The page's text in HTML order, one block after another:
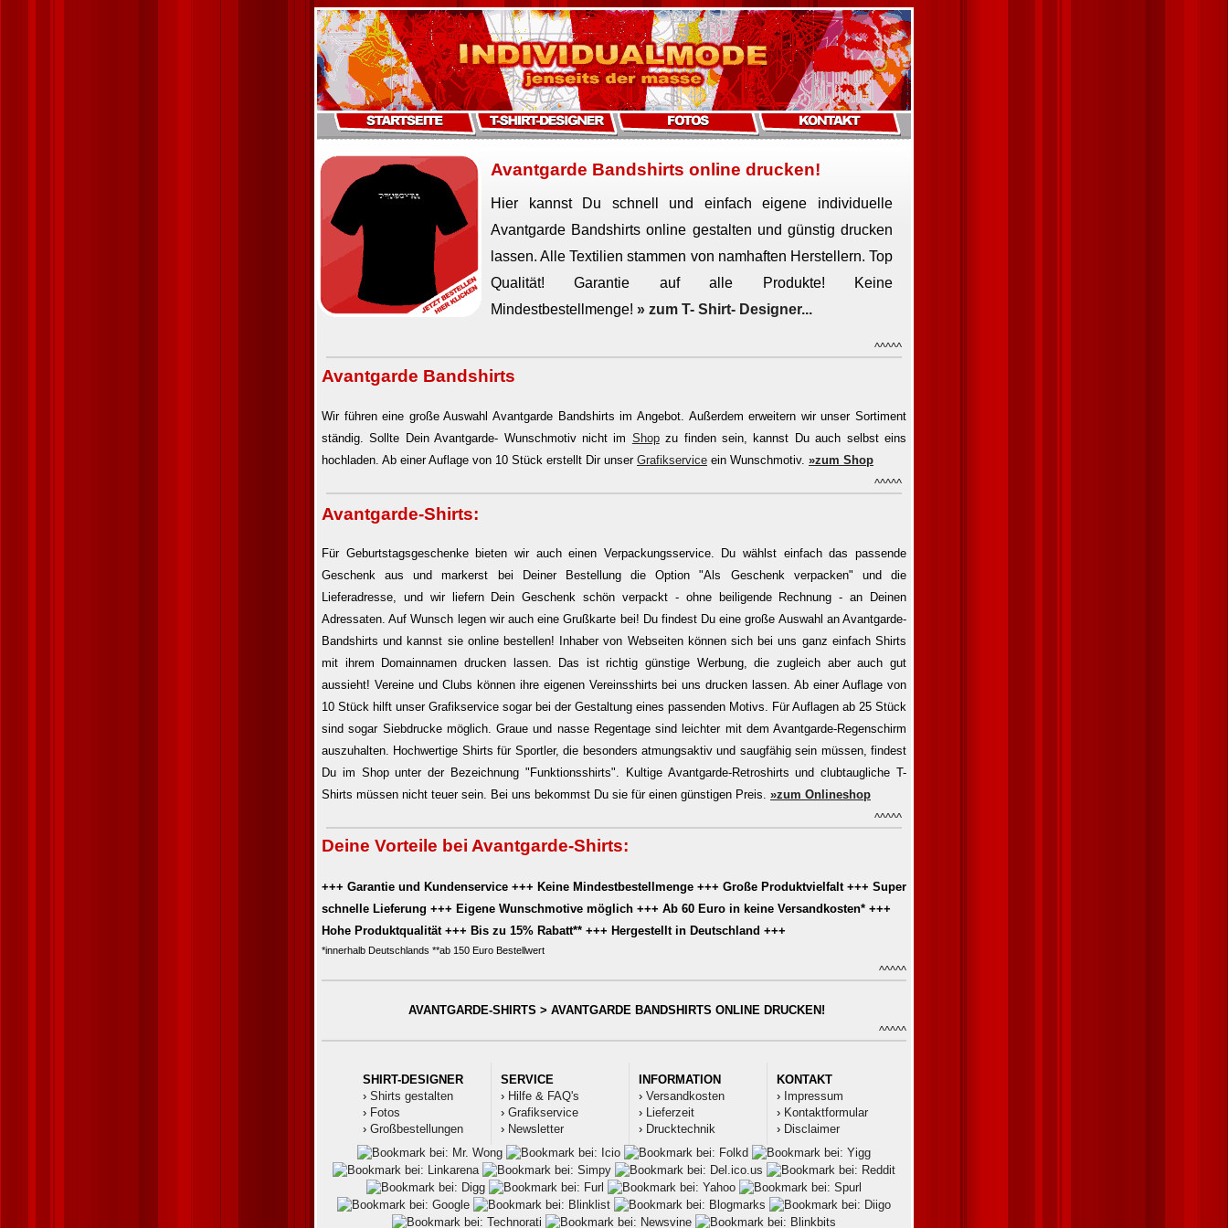
Avantgarde Bandshirts online drucken!
Hier kannst Du schnell und einfach eigene individuelle
Avantgarde Bandshirts online gestalten und günstig drucken
lassen. Alle Textilien stammen von namhaften Herstellern. Top
Qualität! Garantie auf alle Produkte! Keine
Mindestbestellmenge! » zum T- Shirt- Designer...
^^^^^
Avantgarde Bandshirts
Wir führen eine große Auswahl Avantgarde Bandshirts im Angebot. Außerdem erweitern wir unser Sortiment
ständig. Sollte Dein Avantgarde- Wunschmotiv nicht im Shopzu finden sein, kannst Du auch selbst eins
hochladen. Ab einer Auflage von 10 Stück erstellt Dir unser Grafikservice ein Wunschmotiv. »zum Shop
^^^^^
Avantgarde-Shirts:
Für Geburtstagsgeschenke bieten wir auch einen Verpackungsservice. Du wählst einfach das passende
Geschenk aus und markerst bei Deiner Bestellung die Option "Als Geschenk verpacken" und die
Lieferadresse, und wir liefern Dein Geschenk schön verpackt - ohne beiligende Rechnung - an Deinen
Adressaten. Auf Wunsch legen wir auch eine Grußkarte bei! Du findest Du eine große Auswahl an Avantgarde-
Bandshirts und kannst sie online bestellen! Inhaber von Webseiten können sich bei uns ganz einfach Shirts
mit ihrem Domainnamen drucken lassen. Das ist richtig günstige Werbung, die zugleich aber auch gut
aussieht! Vereine und Clubs können ihre eigenen Vereinsshirts bei uns drucken lassen. Ab einer Auflage von
10 Stück hilft unser Grafikservice sogar bei der Gestaltung eines passenden Motivs. Für Auflagen ab 25 Stück
sind sogar Siebdrucke möglich. Graue und nasse Regentage sind leichter mit dem Avantgarde-Regenschirm
auszuhalten. Hochwertige Shirts für Sportler, die besonders atmungsaktiv und saugfähig sein müssen, findest
Du im Shop unter der Bezeichnung "Funktionsshirts". Kultige Avantgarde-Retroshirts und clubtaugliche T-
Shirts müssen nicht teuer sein. Bei uns bekommst Du sie für einen günstigen Preis. »zum Onlineshop
^^^^^
Deine Vorteile bei Avantgarde-Shirts:
+++ Garantie und Kundenservice +++ Keine Mindestbestellmenge +++ Große Produktvielfalt +++ Super
schnelle Lieferung +++ Eigene Wunschmotive möglich +++ Ab 60 Euro in keine Versandkosten* +++
Hohe Produktqualität +++ Bis zu 15% Rabatt** +++ Hergestellt in Deutschland +++
*innerhalb Deutschlands **ab 150 Euro Bestellwert
^^^^^
AVANTGARDE-SHIRTS > AVANTGARDE BANDSHIRTS ONLINE DRUCKEN!
^^^^^
SHIRT-DESIGNER
› Shirts gestalten
› Fotos
› Großbestellungen
SERVICE
› Hilfe & FAQ's
› Grafikservice
› Newsletter
INFORMATION
› Versandkosten
› Lieferzeit
› Drucktechnik
KONTAKT
› Impressum
› Kontaktformular
› Disclaimer